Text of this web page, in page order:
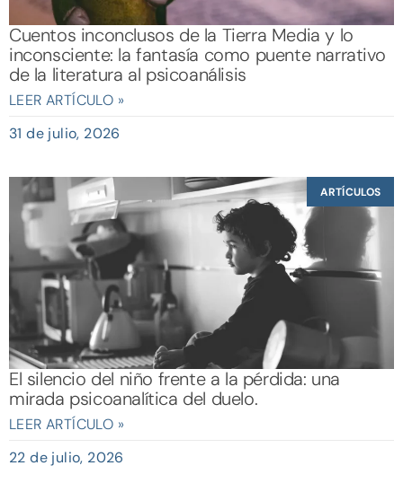
Cuentos inconclusos de la Tierra Media y lo
inconsciente: la fantasía como puente narrativo
de la literatura al psicoanálisis
LEER ARTÍCULO »
31 de julio, 2026
ARTÍCULOS
El silencio del niño frente a la pérdida: una
mirada psicoanalítica del duelo.
LEER ARTÍCULO »
22 de julio, 2026